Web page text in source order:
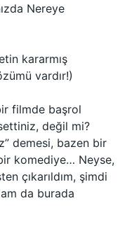
Nereye
kararmış
vardır!)
filmde başrol
değil mi?
demesi, bazen bir
komediye… Neyse,
çıkarıldım, şimdi
da burada